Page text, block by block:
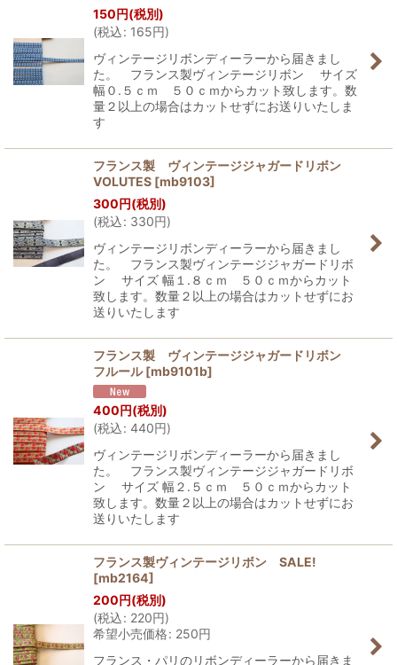
150円(税別)
(税込: 165円)
ヴィンテージリボンディーラーから届きまし
た。 フランス製ヴィンテージリボン サイズ
幅０.５ｃｍ ５０ｃｍからカット致します。数
量２以上の場合はカットせずにお送りいたしま
す
フランス製 ヴィンテージジャガードリボン
VOLUTES [mb9103]
300円(税別)
(税込: 330円)
ヴィンテージリボンディーラーから届きまし
た。 フランス製ヴィンテージジャガードリボ
ン サイズ 幅１.８ｃｍ ５０ｃｍからカット
致します。数量２以上の場合はカットせずにお
送りいたします
フランス製 ヴィンテージジャガードリボン
フルール [mb9101b]
400円(税別)
(税込: 440円)
ヴィンテージリボンディーラーから届きまし
た。 フランス製ヴィンテージジャガードリボ
ン サイズ 幅２.５ｃｍ ５０ｃｍからカット
致します。数量２以上の場合はカットせずにお
送りいたします
フランス製ヴィンテージリボン SALE!
[mb2164]
200円(税別)
(税込: 220円)
希望小売価格: 250円
フランス・パリのリボンディーラーから届きま